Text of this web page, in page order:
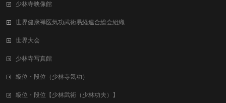
少林寺映像館
世界健康禅医気功武術易経連合総会組織
世界大会
少林寺写真館
級位・段位（少林寺気功）
級位・段位【少林武術（少林功夫）】